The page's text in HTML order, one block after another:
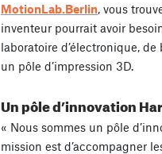
MotionLab.Berlin, vous
inventeur pourrait avoir
laboratoire d’électronique,
un pôle d’impression 3D.
Un pôle d’innovation
« Nous sommes un pôle
mission est d’accompagner